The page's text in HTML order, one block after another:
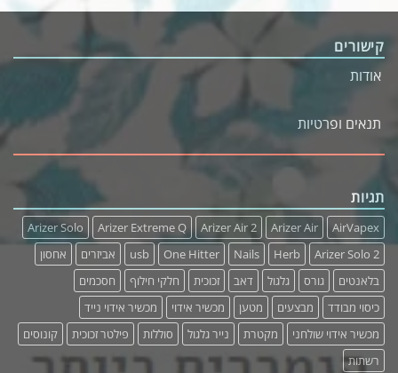
תגיות
AirVapex
Arizer Air
Arizer Air 2
Arizer Extreme Q
Arizer Solo
Arizer Solo 2
Herb
Nails
One Hitter
usb אביזרים
אחסון
בלאנטים
גורס גלגול דאב זכוכית חלקי חילוף
חסכמים
כיסוי מבודד
מבצעים מטען מכשיר אידוי
מכשיר אידוי נייד
מכשיר אידוי שולחני
מקטרת נייר גלגול סוללות פילטר זכוכית
קונוסים
רשתות
קישורים
אודות
תנאים ופרטיות